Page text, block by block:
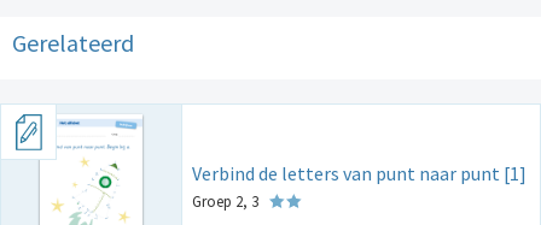
Gerelateerd
Verbind de letters van punt naar punt [1]
Groep 2, 3